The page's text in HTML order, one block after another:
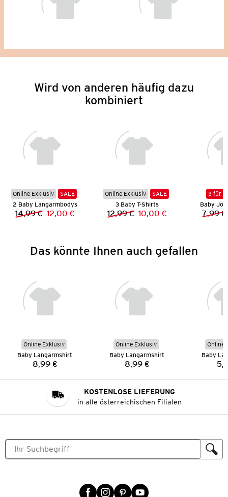
Wird von anderen häufig dazu
kombiniert
Online Exklusiv
SALE
2 Baby Langarmbodys
Vorheriger Preis:
14,99 € Neuer Preis:
12,00 €
Online Exklusiv
SALE
3 Baby T-Shirts
Vorheriger Preis:
12,99 € Neuer Preis:
10,00 €
3 für 2
Baby
7,99 €
Das könnte Ihnen auch gefallen
Online Exklusiv
Baby Langarmshirt
Preis:
8,99 €
Online Exklusiv
Baby Langarmshirt
Preis:
8,99 €
Online
Baby
KOSTENLOSE LIEFERUNG
in alle österreichischen Filialen